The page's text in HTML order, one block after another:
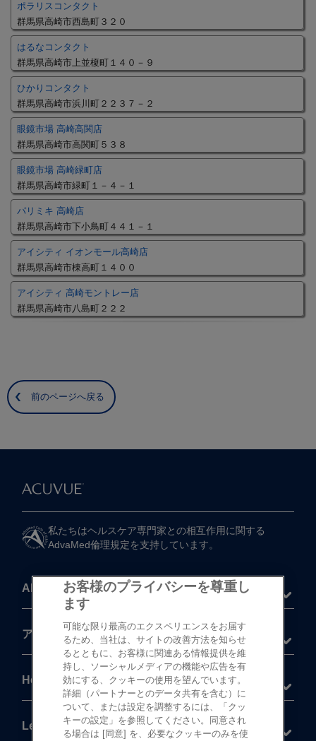
ポラリスコンタクト
群馬県高崎市西島町３２０
はるなコンタクト
群馬県高崎市上並榎町１４０－９
ひかりコンタクト
群馬県高崎市浜川町２２３７－２
眼鏡市場 高崎高関店
群馬県高崎市高関町５３８
眼鏡市場 高崎緑町店
群馬県高崎市緑町１－４－１
パリミキ 高崎店
群馬県高崎市下小鳥町４４１－１
アイシティ イオンモール高崎店
群馬県高崎市棟高町１４００
アイシティ 高崎モントレー店
群馬県高崎市八島町２２２
前のページへ戻る
私たちは​ヘルスケア専門家との​相互作用に​関する​
AdvaMed倫理規定を​支持しています。
About
アキュビュー®製品
Help
Legal
お客様のプライバシーを尊重し
ます
可能な限り最高のエクスペリエンスをお届す
るため、当社は、サイトの改善方法を知らせ
るとともに、お客様に関連ある情報提供を維
持し、ソーシャルメディアの機能や広告を有
効にする、クッキーの使用を望んでいます。
詳細（パートナーとのデータ共有を含む）に
ついて、または設定を調整するには、「クッ
キーの設定」を参照してください。同意され
る場合は [同意] を、必要なクッキーのみを使